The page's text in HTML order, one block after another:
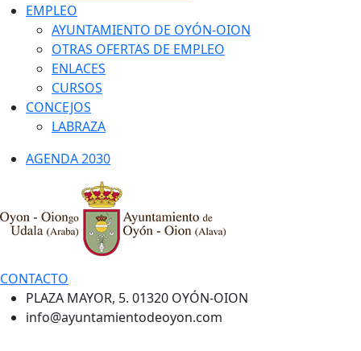
EMPLEO
AYUNTAMIENTO DE OYÓN-OION
OTRAS OFERTAS DE EMPLEO
ENLACES
CURSOS
CONCEJOS
LABRAZA
AGENDA 2030
CONTACTO
PLAZA MAYOR, 5. 01320 OYÓN-OION
info@ayuntamientodeoyon.com